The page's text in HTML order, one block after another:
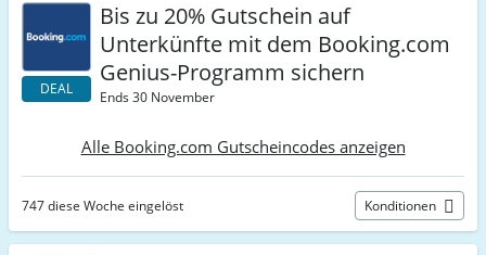
DEAL
Bis zu 20% Gutschein auf
Unterkünfte mit dem Booking.com
Genius-Programm sichern
Ends 30 November
Alle Booking.com Gutscheincodes anzeigen
747 diese Woche eingelöst Konditionen